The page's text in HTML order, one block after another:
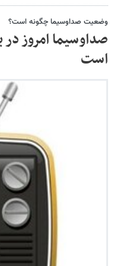
وضعیت صداوسیما چگونه است؟
صداوسیما امروز
است